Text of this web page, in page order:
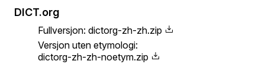
DICT.org
Fullversjon: dictorg-zh-zh.zip
Versjon uten etymologi:
dictorg-zh-zh-noetym.zip